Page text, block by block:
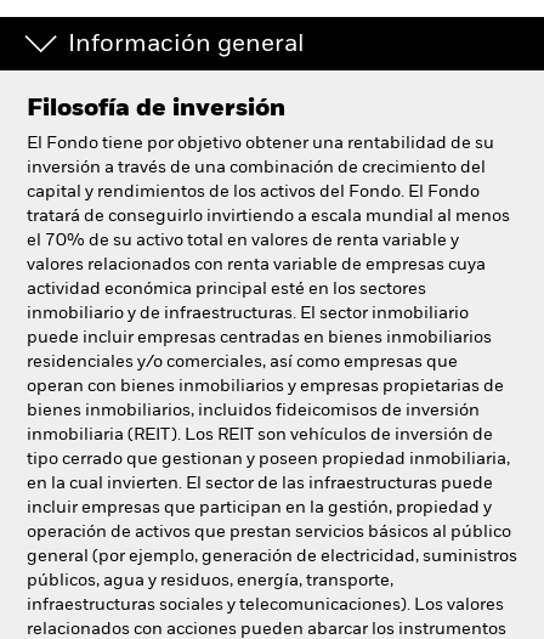
Nuestra compañía
Información general
Filosofía de inversión
El Fondo tiene por objetivo obtener una rentabilidad de su
inversión a través de una combinación de crecimiento del
capital y rendimientos de los activos del Fondo. El Fondo
tratará de conseguirlo invirtiendo a escala mundial al menos
el 70% de su activo total en valores de renta variable y
valores relacionados con renta variable de empresas cuya
actividad económica principal esté en los sectores
inmobiliario y de infraestructuras. El sector inmobiliario
puede incluir empresas centradas en bienes inmobiliarios
residenciales y/o comerciales, así como empresas que
operan con bienes inmobiliarios y empresas propietarias de
bienes inmobiliarios, incluidos fideicomisos de inversión
inmobiliaria (REIT). Los REIT son vehículos de inversión de
tipo cerrado que gestionan y poseen propiedad inmobiliaria,
en la cual invierten. El sector de las infraestructuras puede
incluir empresas que participan en la gestión, propiedad y
operación de activos que prestan servicios básicos al público
general (por ejemplo, generación de electricidad, suministros
públicos, agua y residuos, energía, transporte,
infraestructuras sociales y telecomunicaciones). Los valores
relacionados con acciones pueden abarcar los instrumentos